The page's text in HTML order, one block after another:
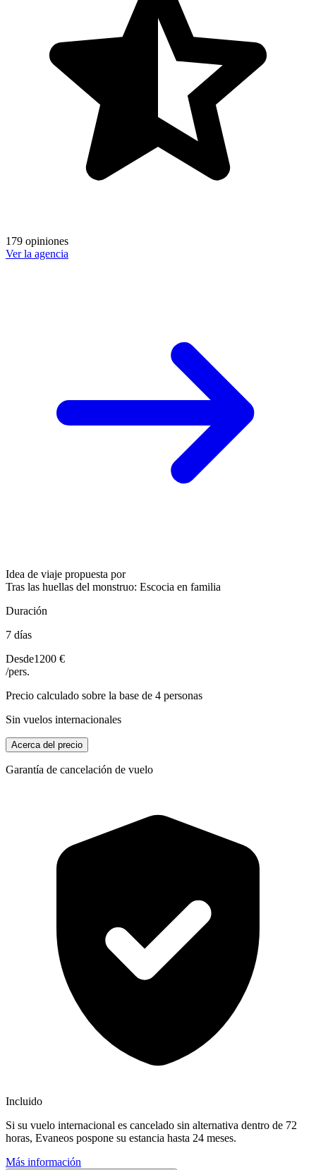
179 opiniones
Ver la agencia
Idea de viaje propuesta por
Tras las huellas del monstruo: Escocia en familia
Duración
7 días
Desde1200 €
/pers.
Precio calculado sobre la base de 4 personas
Sin vuelos internacionales
Acerca del precio
Garantía de cancelación de vuelo
Incluido
Si su vuelo internacional es cancelado sin alternativa dentro de 72
horas, Evaneos pospone su estancia hasta 24 meses.
Más información